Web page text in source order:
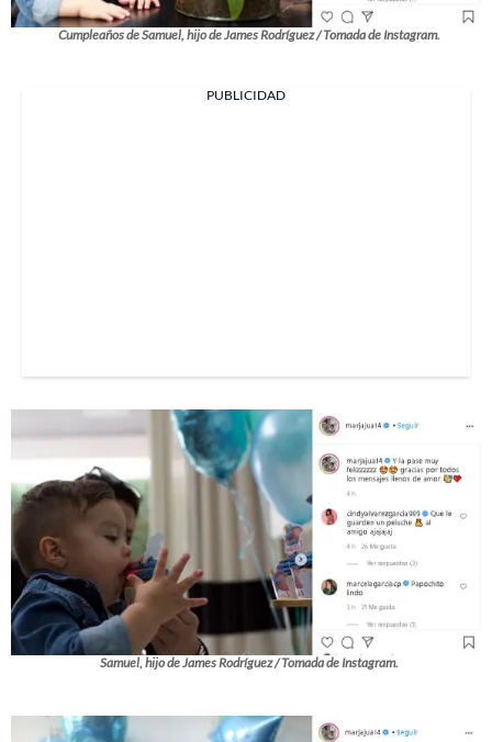
Cumpleaños de Samuel, hijo de James Rodríguez / Tomada de Instagram.
PUBLICIDAD
Samuel, hijo de James Rodríguez / Tomada de Instagram.